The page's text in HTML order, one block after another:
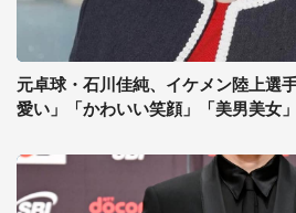
元卓球・石川佳純、イケメン陸上選
愛い」「かわいい笑顔」「美男美女